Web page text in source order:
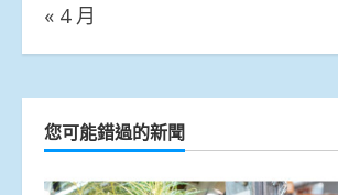
« 4 月
您可能錯過的新聞